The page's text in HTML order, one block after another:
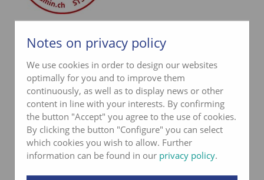
Labor akkreditiert
Kontakt aquatest
Notes on privacy policy
We use cookies in order to design our websites
optimally for you and to improve them
continuously, as well as to display news or other
content in line with your interests. By confirming
the button "Accept" you agree to the use of cookies.
By clicking the button "Configure" you can select
which cookies you wish to allow. Further
information can be found in our privacy policy.